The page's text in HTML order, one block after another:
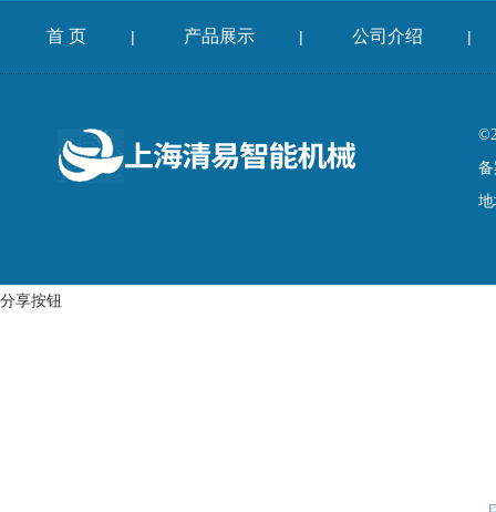
首 页 | 产品展示 | 公司介绍 |
备
分享按钮